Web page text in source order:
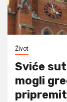
Život
Sviće
mogli